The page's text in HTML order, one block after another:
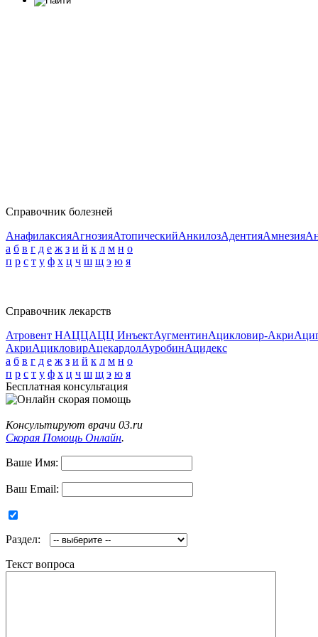
Справочник болезней
АнафилаксияАгнозияАтопическийАнкилозАдентияАмнезия
а б в г д е ж з и й к л м н о
п р с т у ф х ц ч ш щ э ю я
Справочник лекарств
Атровент НАЦЦАЦЦ ИнъектАугментинАцикловир-Акри
АкриАцикловирАцекардолАуробинАцидекс
а б в г д е ж з и й к л м н о
п р с т у ф х ц ч ш щ э ю я
Бесплатная консультация
Консультируют врачи 03.ru
Скорая Помощь Онлайн.
Ваше Имя:
Ваш Email:
Раздел:
Текст вопроса